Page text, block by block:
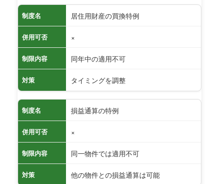
制度名 居住用財産の買換特例
併用可否 ×
制限内容 同年中の適用不可
対策 タイミングを調整
制度名 損益通算の特例
併用可否 ×
制限内容 同一物件では適用不可
対策 他の物件との損益通算は可能